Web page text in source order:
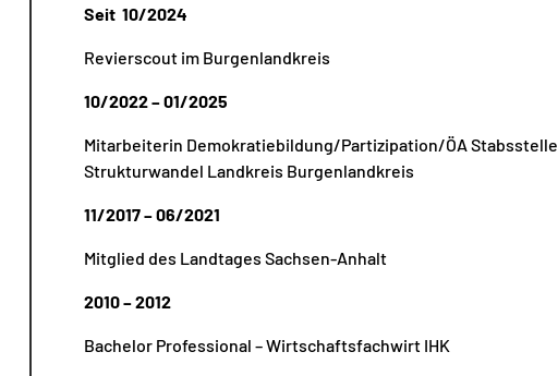
Seit 10/2024
Revierscout im Burgenlandkreis
10/2022 – 01/2025
Mitarbeiterin Demokratiebildung/Partizipation/ÖA Stabsstelle
Strukturwandel Landkreis Burgenlandkreis
11/2017 – 06/2021
Mitglied des Landtages Sachsen-Anhalt
2010 – 2012
Bachelor Professional – Wirtschaftsfachwirt IHK